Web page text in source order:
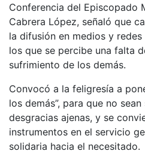
Conferencia del Episcopado
Cabrera López, señaló que
la difusión en medios y
los que se percibe una falta
sufrimiento de los demás.
Convocó a la feligresía a
los demás”, para que no
desgracias ajenas, y se
instrumentos en el servicio
solidaria hacia el necesitado.